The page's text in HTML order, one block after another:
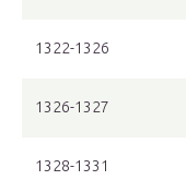
1322-1326
1326-1327
1328-1331